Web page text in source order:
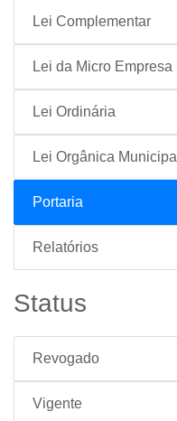
Lei Complementar
Lei da Micro Empresa
Lei Ordinária
Lei Orgânica Municipal
Portaria
Relatórios
Status
Revogado
Vigente